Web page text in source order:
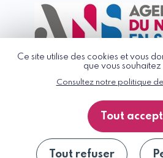
Ce site utilise des cookies et vous
que vous
Consultez notre politique
Tout
Tout refuser
© G_NIUS
Politique de
Accessibilité :
Plan du site